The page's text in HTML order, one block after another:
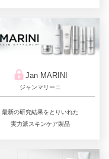
Jan MARINI
ジャンマリーニ
最新の研究結果をとりいれた
実力派スキンケア製品